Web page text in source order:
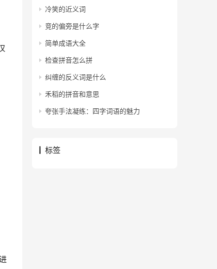
冷笑的近义词
竞的偏旁是什么字
简单成语大全
检查拼音怎么拼
纠缠的反义词是什么
禾稻的拼音和意思
夸张手法凝练：四字词语的魅力
标签